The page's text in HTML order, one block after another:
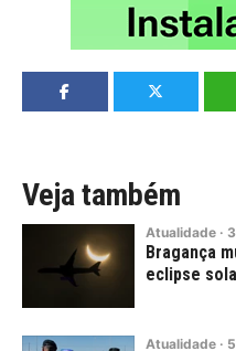
Veja também
Atualidade ·
Bragança
eclipse
Atualidade · 5